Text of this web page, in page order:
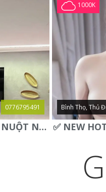
0776795491
❣️HÂN BABY❣️GỢI CẢM NUỘT NÀ DÁNG SON XINH XINH QUYẾN RŨ
1000K
Bình Thọ, Thủ